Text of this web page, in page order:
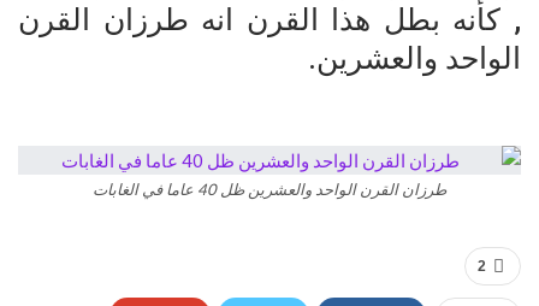
, كأنه بطل هذا القرن انه طرزان القرن
الواحد والعشرين.
طرزان القرن الواحد والعشرين ظل 40 عاما في الغابات
2